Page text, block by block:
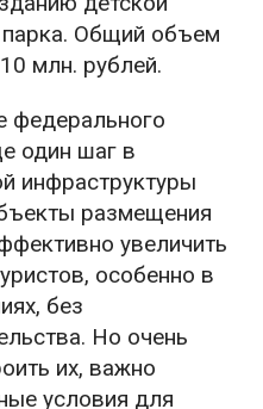
Общий объем
млн. рублей.
федерального
один шаг в
инфраструктуры
размещения
увеличить
особенно в
без
Но очень
их, важно
условия для